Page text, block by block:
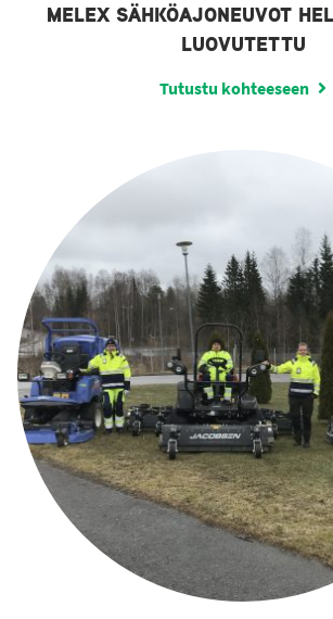
MELEX SÄHKÖAJONEUVOT
LUOVUTETTU
Tutustu kohteeseen